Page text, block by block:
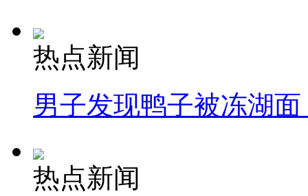
热点新闻
男子发现鸭子被冻湖
热点新闻